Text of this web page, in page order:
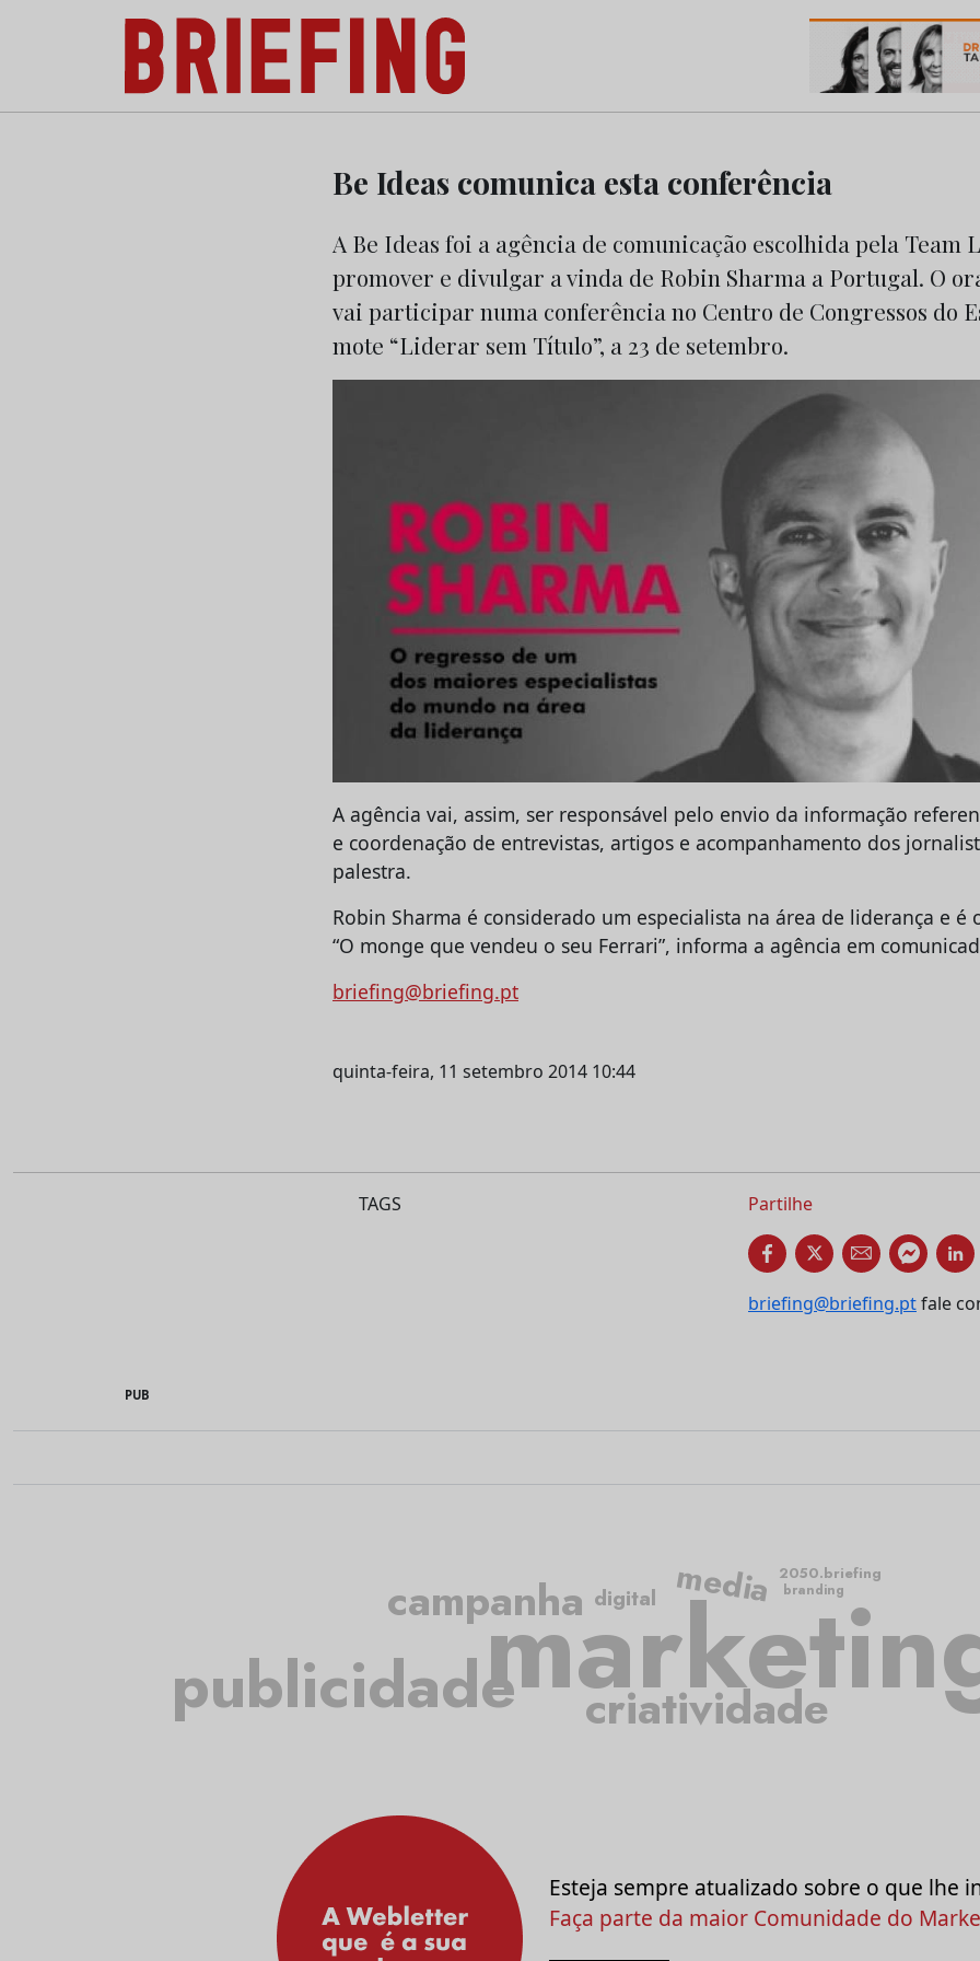
Briefing: Todas as notícias sobre os negócios do Marketing e da Publicidade
Be Ideas comunica esta conferência
A Be Ideas foi a agência de comunicação escolhida pela Team
promover e divulgar a vinda de Robin Sharma a Portugal. O
vai participar numa conferência no Centro de Congressos do
mote “Liderar sem Título”, a 23 de setembro.
A agência vai, assim, ser responsável pelo envio da informação
e coordenação de entrevistas, artigos e acompanhamento dos
palestra.
Robin Sharma é considerado um especialista na área de liderança e é
“O monge que vendeu o seu Ferrari”, informa a agência em
briefing@briefing.pt
quinta-feira, 11 setembro 2014 10:44
TAGS Partilhe
briefing@briefing.ptfale
PUB
publicidade criatividade
campanha media
digital
2050.briefing
branding
Esteja sempre atualizado sobre o que lhe
Faça parte da maior Comunidade do